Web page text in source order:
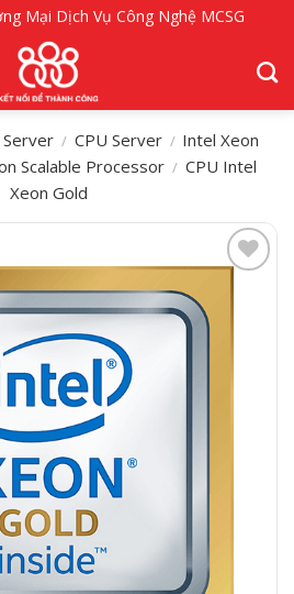
Mại Dịch Vụ Công Nghệ MCSG
Server / CPU Server / Intel Xeon
Scalable Processor / CPU Intel
Xeon Gold